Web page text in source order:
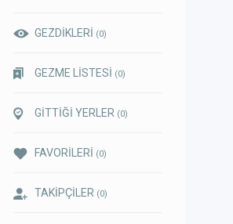
GEZDİKLERİ (0)
GEZME LİSTESİ (0)
GİTTİĞİ YERLER (0)
FAVORİLERİ (0)
TAKİPÇİLER (0)